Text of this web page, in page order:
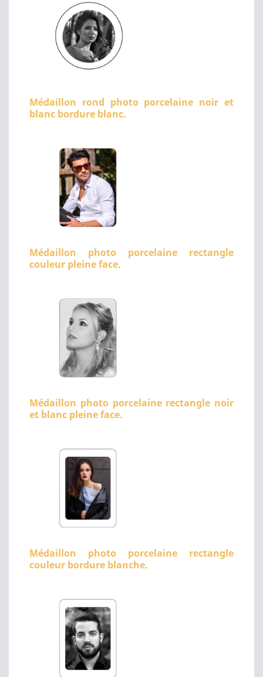
Médaillon rond photo porcelaine noir et
blanc bordure blanc.
Médaillon photo porcelaine rectangle
couleur pleine face.
Médaillon photo porcelaine rectangle noir
et blanc pleine face.
Médaillon photo porcelaine rectangle
couleur bordure blanche.